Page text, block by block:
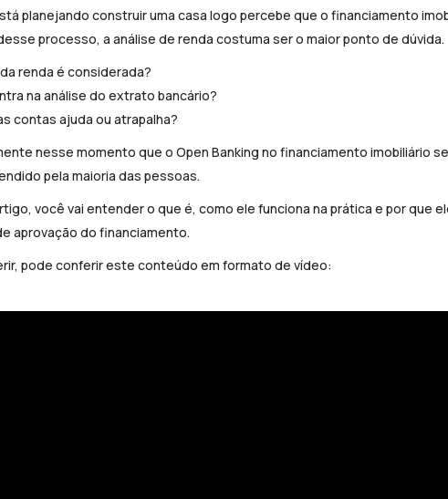
planejando construir uma casa logo percebe que o financiamento
processo, a análise de renda costuma ser o maior ponto de dúvida.
renda é considerada?
na análise do extrato bancário?
contas ajuda ou atrapalha?
nesse momento que o Open Banking no financiamento imobiliário
pela maioria das pessoas.
você vai entender o que é, como ele funciona na prática e por que
aprovação do financiamento.
pode conferir este conteúdo em formato de vídeo: